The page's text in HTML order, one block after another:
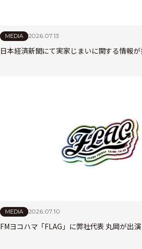
MEDIA 2026.07.13
日本経済新聞にて実家じまいに関する情報
MEDIA 2026.07.10
FMヨコハマ「FLAG」に弊社代表 丸岡が出